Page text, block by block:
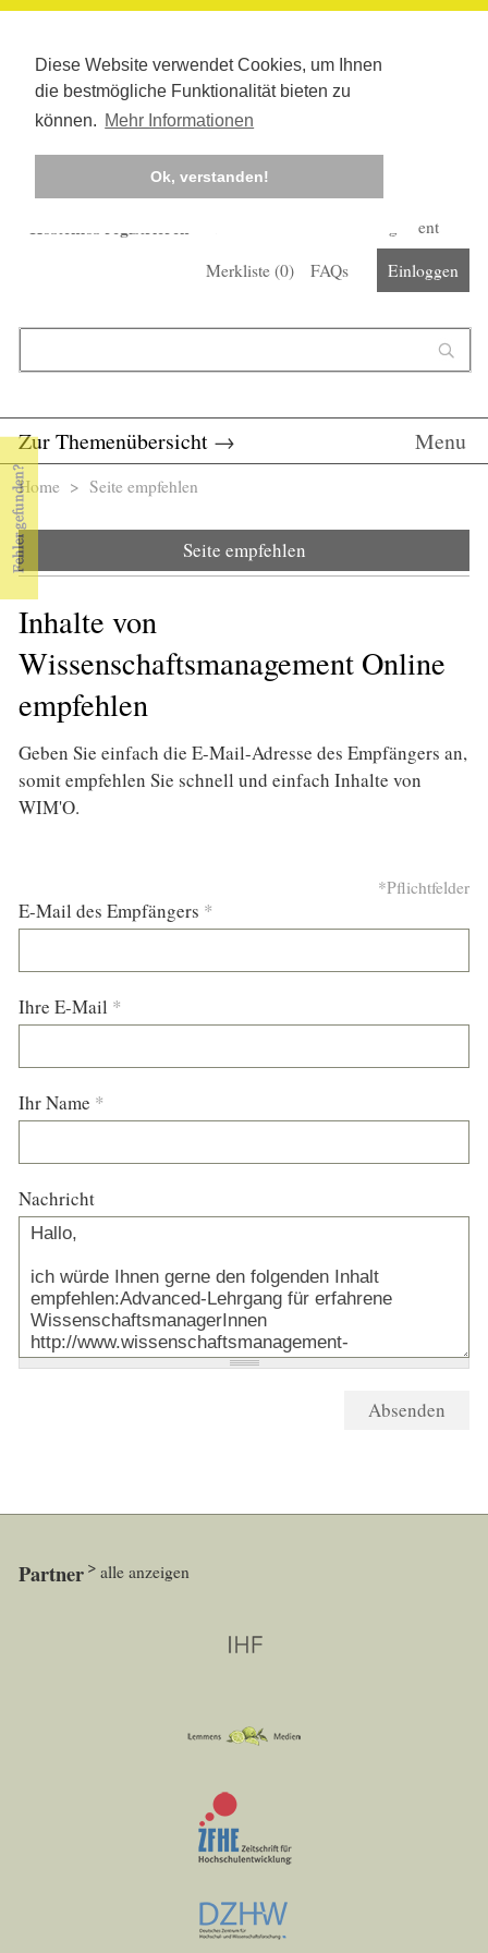
Diese Website verwendet Cookies, um Ihnen
die bestmögliche Funktionalität bieten zu
können. Mehr Informationen
Ok, verstanden!
Kostenlos registrieren
Corona-Management
Merkliste (0) FAQs Einloggen
Zur Themenübersicht → Menu
Sie sind hier
Home > Seite empfehlen
Seite empfehlen
Inhalte von
Wissenschaftsmanagement Online
empfehlen
Geben Sie einfach die E-Mail-Adresse des Empfängers an,
somit empfehlen Sie schnell und einfach Inhalte von
WIM'O.
*Pflichtfelder
E-Mail des Empfängers *
Ihre E-Mail *
Ihr Name *
Nachricht
Partner alle anzeigen